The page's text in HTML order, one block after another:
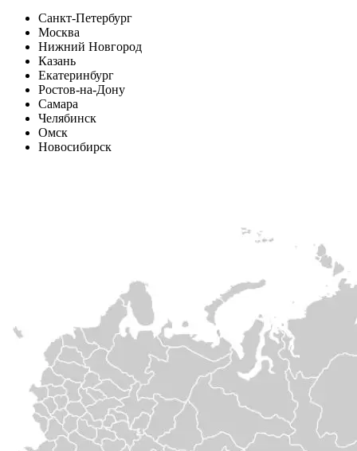
Санкт-Петербург
Москва
Нижний Новгород
Казань
Екатеринбург
Ростов-на-Дону
Самара
Челябинск
Омск
Новосибирск